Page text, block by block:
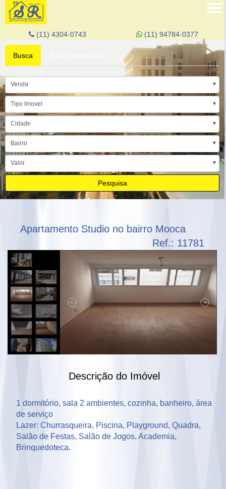
(11) 4304-0743 (11) 94784-0377
Busca
Venda
Tipo Imovel
Cidade
Bairro
Valor
Pesquisa
Apartamento Studio no bairro Mooca
Ref.: 11781
Descrição do Imóvel
1 dormitório, sala 2 ambientes, cozinha, banheiro, área
de serviço
Lazer: Churrasqueira, Piscina, Playground, Quadra,
Salão de Festas, Salão de Jogos, Academia,
Brinquedoteca.